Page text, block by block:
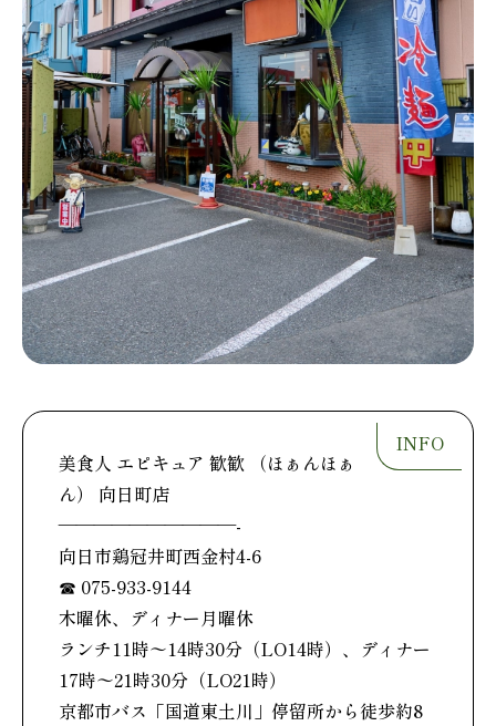
美食人 エピキュア 歓歓 （ほぁんほぁ
ん） 向日町店
——————————-
向日市鶏冠井町西金村4-6
☎︎ 075-933-9144
木曜休、ディナー月曜休
ランチ11時〜14時30分（LO14時）、ディナー
17時〜21時30分（LO21時）
京都市バス「国道東土川」停留所から徒歩約8